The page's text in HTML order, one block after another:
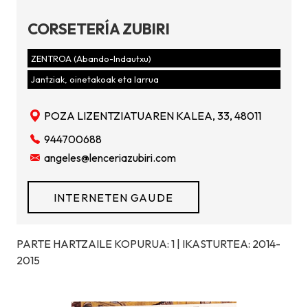
CORSETERÍA ZUBIRI
ZENTROA (Abando-Indautxu)
Jantziak, oinetakoak eta larrua
POZA LIZENTZIATUAREN KALEA, 33, 48011
944700688
angeles@lenceriazubiri.com
INTERNETEN GAUDE
PARTE HARTZAILE KOPURUA: 1 | IKASTURTEA: 2014-
2015